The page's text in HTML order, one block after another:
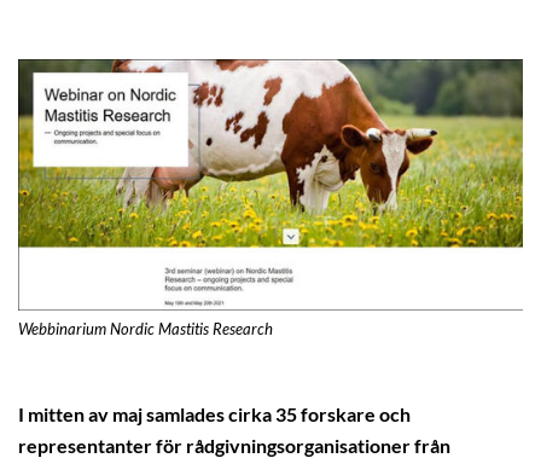
Webbinarium Nordic Mastitis Research
I mitten av maj samlades cirka 35 forskare och
representanter för rådgivningsorganisationer från